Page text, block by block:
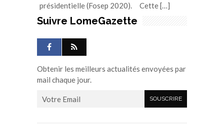
présidentielle (Fosep 2020). Cette […]
Suivre LomeGazette
Obtenir les meilleurs actualités envoyées par
mail chaque jour.